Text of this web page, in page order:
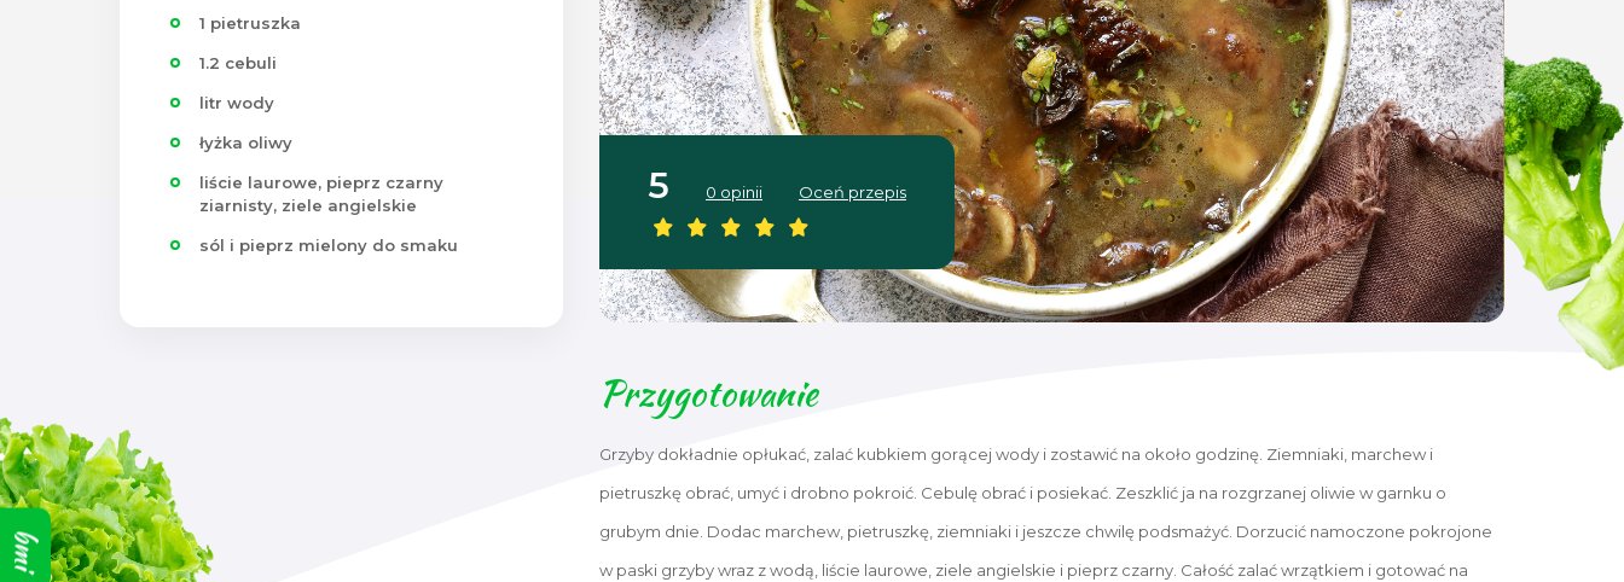
bmi
1 pietruszka
1.2 cebuli
litr wody
łyżka oliwy
liście laurowe, pieprz czarny
ziarnisty, ziele angielskie
sól i pieprz mielony do smaku
5 0 opinii Oceń przepis
Przygotowanie
Grzyby dokładnie opłukać, zalać kubkiem gorącej wody i zostawić na około godzinę. Ziemniaki, marchew i
pietruszkę obrać, umyć i drobno pokroić. Cebulę obrać i posiekać. Zeszklić ja na rozgrzanej oliwie w garnku o
grubym dnie. Dodac marchew, pietruszkę, ziemniaki i jeszcze chwilę podsmażyć. Dorzucić namoczone pokrojone
w paski grzyby wraz z wodą, liście laurowe, ziele angielskie i pieprz czarny. Całość zalać wrzątkiem i gotować na